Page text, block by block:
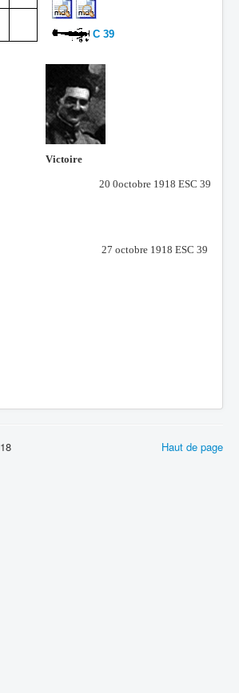
C 39
Victoire
20 0octobre 1918 ESC 39
27 octobre 1918 ESC 39
Haut de page